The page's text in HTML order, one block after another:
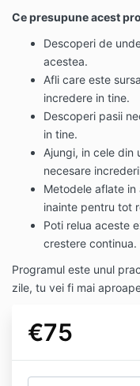
Ce presupune acest
Descoperi de
acestea.
Afli care este
incredere in tine.
Descoperi pasii
in tine.
Ajungi, in cele din
necesare
Metodele aflate
inainte pentru tot
Poti relua aceste
crestere continua.
Programul este unul
zile, tu vei fi mai
€75